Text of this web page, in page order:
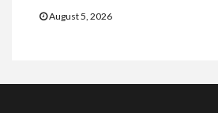
August 5, 2026